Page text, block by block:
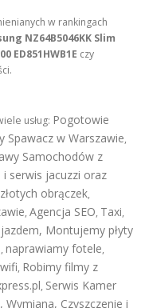
w rankingach
NZ64B5046KK Slim
ED851HWB1E czy
usług: Pogotowie
Spawacz w Warszawie,
Samochodów z
i serwis jacuzzi oraz
obrączek,
, Agencja SEO, Taxi,
, Montujemy płyty
, naprawiamy fotele,
, Robimy filmy z
, Serwis Kamer
Czyszczenie i